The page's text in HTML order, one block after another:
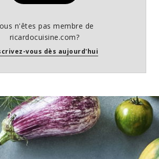
n'êtes pas membre de
ricardocuisine.com?
vous dès aujourd'hui